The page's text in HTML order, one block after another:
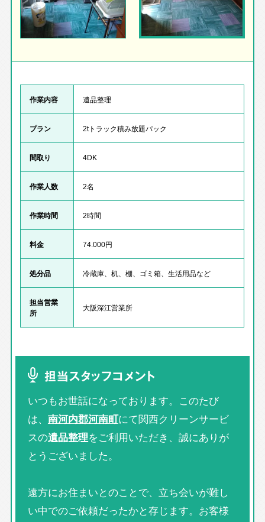
作業内容 遺品整理
プラン 2tトラック積み放題パック
間取り 4DK
作業人数 2名
作業時間 2時間
料金 74.000円
処分品 冷蔵庫、机、棚、ゴミ箱、生活用品など
担当営業
所
大阪深江営業所
担当スタッフコメント
いつもお世話になっております。このたび
は、 南河内郡河南町にて関西クリーンサービ
スの遺品整理をご利用いただき、誠にありが
とうございました。
遠方にお住まいとのことで、立ち会いが難し
い中でのご依頼だったかと存じます。お客様